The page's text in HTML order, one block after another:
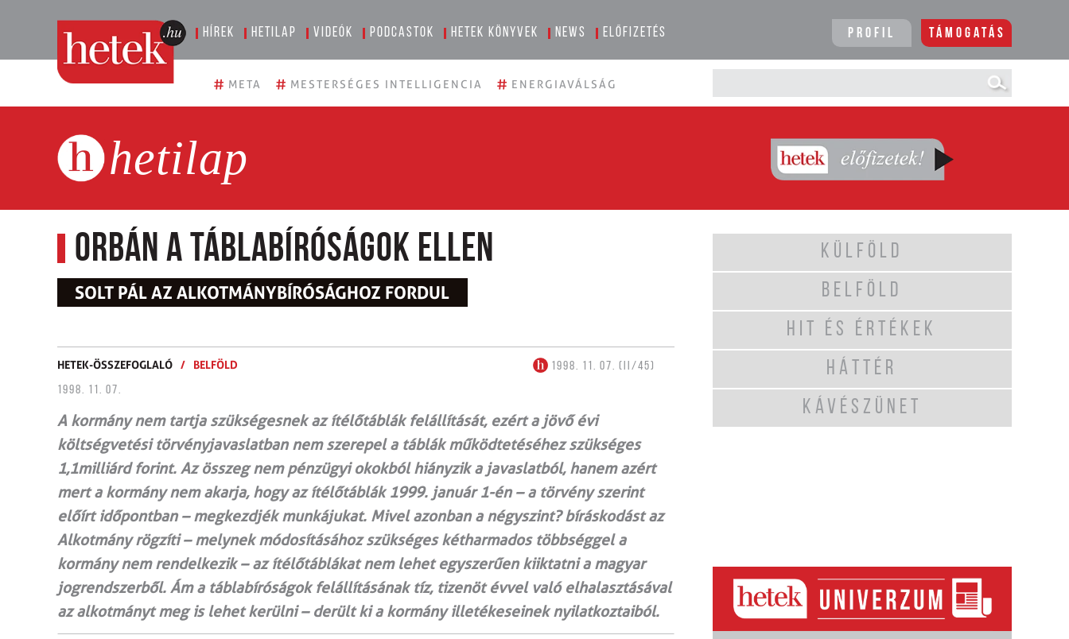
Hírek Hetilap Videók Podcastok Hetek könyvek News Előfizetés Profil Támogatás
# META # MESTERSÉGES INTELLIGENCIA # ENERGIAVÁLSÁG
hetilap
Orbán a táblabíróságok ellen
SOLT PÁL AZ ALKOTMÁNYBÍRÓSÁGHOZ FORDUL
HETEK-ÖSSZEFOGLALÓ / BELFÖLD
1998. 11. 07. (II/45)
1998. 11. 07.
A kormány nem tartja szükségesnek az ítélőtáblák felállítását, ezért a jövő évi
költségvetési törvényjavaslatban nem szerepel a táblák működtetéséhez szükséges
1,1milliárd forint. Az összeg nem pénzügyi okokból hiányzik a javaslatból, hanem azért
mert a kormány nem akarja, hogy az ítélőtáblák 1999. január 1-én – a törvény szerint
előírt időpontban – megkezdjék munkájukat. Mivel azonban a négyszint? bíráskodást az
Alkotmány rögzíti – melynek módosításához szükséges kétharmados többséggel a
kormány nem rendelkezik – az ítélőtáblákat nem lehet egyszerűen kiiktatni a magyar
jogrendszerből. Ám a táblabíróságok felállításának tíz, tizenöt évvel való elhalasztásával
az alkotmányt meg is lehet kerülni – derült ki a kormány illetékeseinek nyilatkoztaiból.
KÜLFÖLD
BELFÖLD
HIT ÉS ÉRTÉKEK
HÁTTÉR
KÁVÉSZÜNET